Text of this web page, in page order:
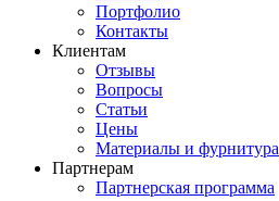
Портфолио
Контакты
Клиентам
Отзывы
Вопросы
Статьи
Цены
Материалы и фурнитура
Партнерам
Партнерская программа